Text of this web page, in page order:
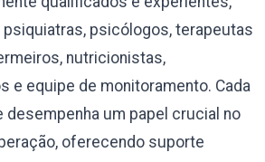
psicólogos, terapeutas
nutricionistas,
e equipe de monitoramento. Cada
desempenha um papel crucial no
oferecendo suporte